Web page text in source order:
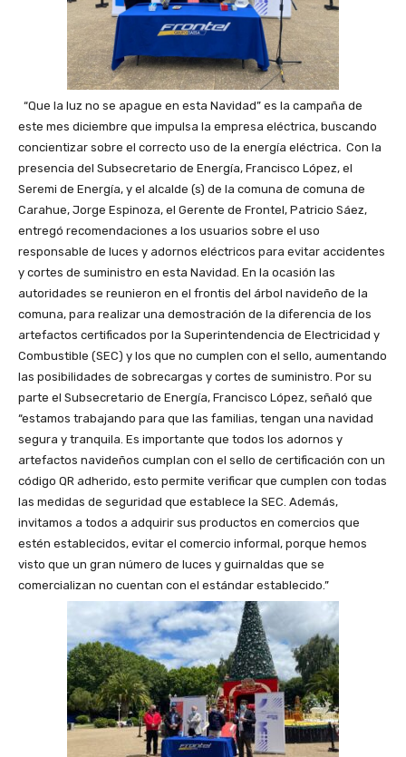
“Que la luz no se apague en esta Navidad” es la campaña de
este mes diciembre que impulsa la empresa eléctrica, buscando
concientizar sobre el correcto uso de la energía eléctrica. Con la
presencia del Subsecretario de Energía, Francisco López, el
Seremi de Energía, y el alcalde (s) de la comuna de comuna de
Carahue, Jorge Espinoza, el Gerente de Frontel, Patricio Sáez,
entregó recomendaciones a los usuarios sobre el uso
responsable de luces y adornos eléctricos para evitar accidentes
y cortes de suministro en esta Navidad. En la ocasión las
autoridades se reunieron en el frontis del árbol navideño de la
comuna, para realizar una demostración de la diferencia de los
artefactos certificados por la Superintendencia de Electricidad y
Combustible (SEC) y los que no cumplen con el sello, aumentando
las posibilidades de sobrecargas y cortes de suministro. Por su
parte el Subsecretario de Energía, Francisco López, señaló que
“estamos trabajando para que las familias, tengan una navidad
segura y tranquila. Es importante que todos los adornos y
artefactos navideños cumplan con el sello de certificación con un
código QR adherido, esto permite verificar que cumplen con todas
las medidas de seguridad que establece la SEC. Además,
invitamos a todos a adquirir sus productos en comercios que
estén establecidos, evitar el comercio informal, porque hemos
visto que un gran número de luces y guirnaldas que se
comercializan no cuentan con el estándar establecido.”